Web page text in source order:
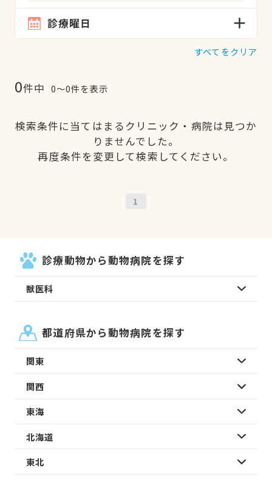
診療曜日
すべてをクリア
0件中 0〜0件を表示
検索条件に当てはまるクリニック・病院は見つか
りませんでした。
再度条件を変更して検索してください。
1
診療動物から動物病院を探す
獣医科
都道府県から動物病院を探す
関東
関西
東海
北海道
東北